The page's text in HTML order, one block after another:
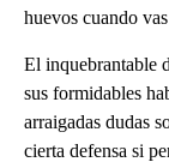
huevos cuando
El inquebrantable
sus formidables
arraigadas dudas
cierta defensa si